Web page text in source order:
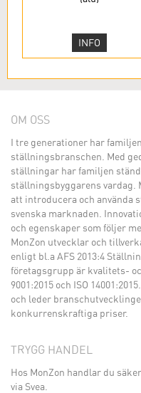
INFO
OM OSS
I tre generationer har
ställningsbranschen. Med
ställningar har familjen
ställningsbyggarens vardag.
att introducera och använda
svenska marknaden.
och egenskaper som följer
MonZon utvecklar och
enligt bl.a AFS 2013:4
företagsgrupp är kvalitets-
9001:2015 och ISO
och leder
konkurrenskraftiga priser.
TRYGG HANDEL
Hos MonZon handlar du
via Svea.